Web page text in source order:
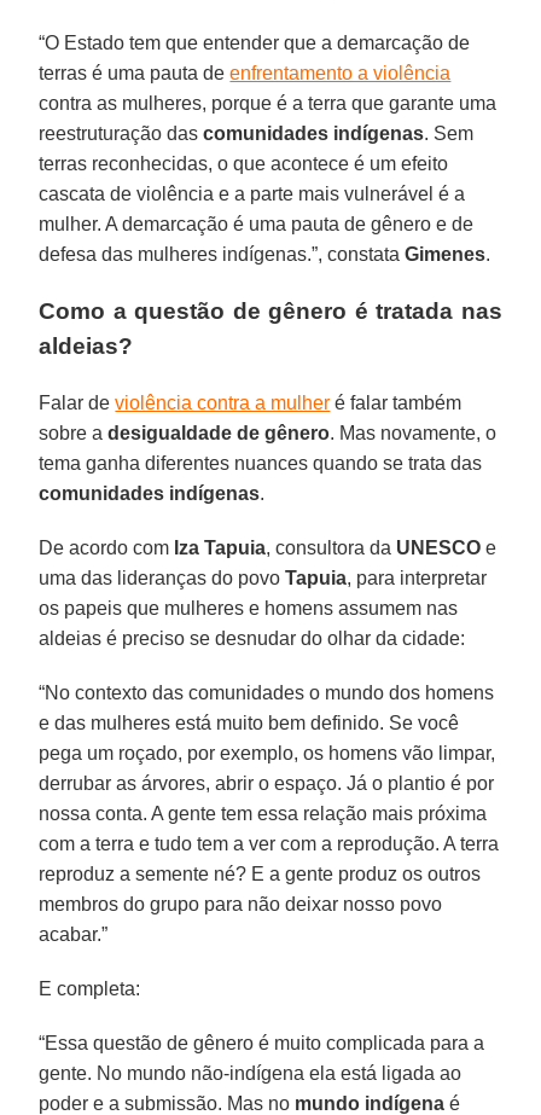
“O Estado tem que entender que a demarcação de
terras é uma pauta deenfrentamento a violência
contra as mulheres, porque é a terra que garante uma
reestruturação dascomunidades indígenas. Sem
terras reconhecidas, o que acontece é um efeito
cascata de violência e a parte mais vulnerável é a
mulher. A demarcação é uma pauta de gênero e de
defesa das mulheres indígenas.”, constata Gimenes.
Como a questão de gênero é tratada nas
aldeias?
Falar deviolência contra a mulher é falar também
sobre adesigualdade de gênero. Mas novamente, o
tema ganha diferentes nuances quando se trata das
comunidades indígenas.
De acordo com Iza Tapuia, consultora da UNESCO e
uma das lideranças do povoTapuia, para interpretar
os papeis que mulheres e homens assumem nas
aldeias é preciso se desnudar do olhar da cidade:
“No contexto das comunidades o mundo dos homens
e das mulheres está muito bem definido. Se você
pega um roçado, por exemplo, os homens vão limpar,
derrubar as árvores, abrir o espaço. Já o plantio é por
nossa conta. A gente tem essa relação mais próxima
com a terra e tudo tem a ver com a reprodução. A terra
reproduz a semente né? E a gente produz os outros
membros do grupo para não deixar nosso povo
acabar.”
E completa:
“Essa questão de gênero é muito complicada para a
gente. No mundo não-indígena ela está ligada ao
poder e a submissão. Mas no mundo indígena é